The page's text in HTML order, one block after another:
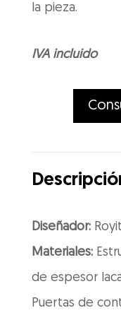
la pieza.
IVA incluido
Diseñador:
Materiales:
de espesor
Puertas de